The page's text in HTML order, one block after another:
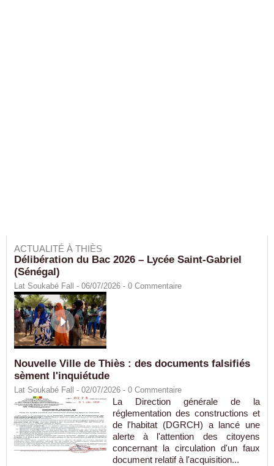
ACTUALITÉ À THIÈS
Délibération du Bac 2026 – Lycée Saint-Gabriel
(Sénégal)
Lat Soukabé Fall - 06/07/2026 - 0 Commentaire
Nouvelle Ville de Thiès : des documents falsifiés
sèment l'inquiétude
Lat Soukabé Fall - 02/07/2026 - 0 Commentaire
La Direction générale de la
réglementation des constructions et
de l'habitat (DGRCH) a lancé une
alerte à l'attention des citoyens
concernant la circulation d'un faux
document relatif à l'acquisition...